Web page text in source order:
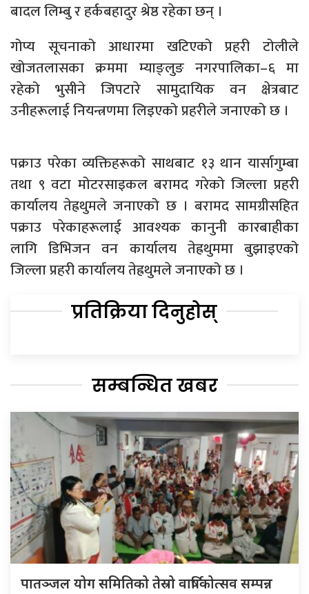
बादल लिम्बु र हर्कबहादुर श्रेष्ठ रहेका छन् ।
गोप्य सूचनाको आधारमा खटिएको प्रहरी टोलीले
खोजतलासका क्रममा म्याङ्लुङ नगरपालिका–६ मा
रहेको भुसीने जिपटारे सामुदायिक वन क्षेत्रबाट
उनीहरूलाई नियन्त्रणमा लिइएको प्रहरीले जनाएको छ ।
पक्राउ परेका व्यक्तिहरूको साथबाट १३ थान यार्सागुम्बा
तथा ९ वटा मोटरसाइकल बरामद गरेको जिल्ला प्रहरी
कार्यालय तेह्रथुमले जनाएको छ । बरामद सामग्रीसहित
पक्राउ परेकाहरूलाई आवश्यक कानुनी कारबाहीका
लागि डिभिजन वन कार्यालय तेह्रथुममा बुझाइएको
जिल्ला प्रहरी कार्यालय तेह्रथुमले जनाएको छ ।
प्रतिक्रिया दिनुहोस्
सम्बन्धित खबर
पातञ्जल योग समितिको तेस्रो वार्षिकोत्सव सम्पन्न